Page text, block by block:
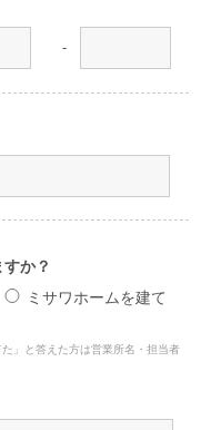
-
か？
ミサワホームを建て
」と答えた方は営業所名・担当者